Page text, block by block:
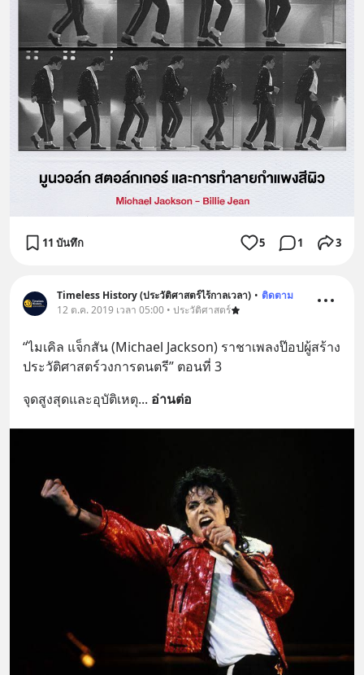
11 บันทึก 5 1 3
Timeless History (ประวัติศาสตร์ไร้กาลเวลา) • ติดตาม
12 ต.ค. 2019 เวลา 05:00 • ประวัติศาสตร์
“ไมเคิล แจ็กสัน (Michael Jackson) ราชาเพลงป๊อปผู้สร้าง
ประวัติศาสตร์วงการดนตรี” ตอนที่ 3
จุดสูงสุดและอุบัติเหตุ... อ่านต่อ